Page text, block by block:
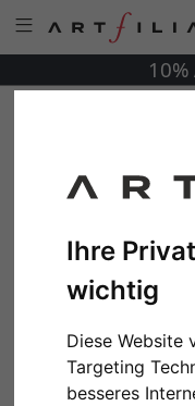
Ihre
wichtig
Diese Website
Targeting
besseres
10%